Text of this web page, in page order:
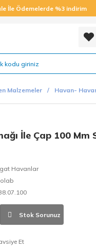
İle Ödemelerde %3 indirim
Malzemeler Havan-
İle Çap 100
Havanlar
Stok Sorunuz
Et